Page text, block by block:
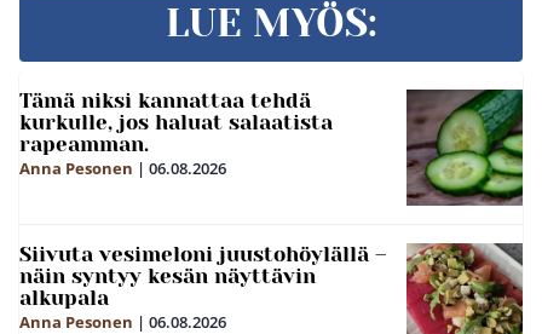
LUE MYÖS:
Tämä niksi kannattaa tehdä
kurkulle, jos haluat salaatista
rapeamman.
Anna Pesonen | 06.08.2026
Siivuta vesimeloni juustohöylällä –
näin syntyy kesän näyttävin
alkupala
Anna Pesonen | 06.08.2026